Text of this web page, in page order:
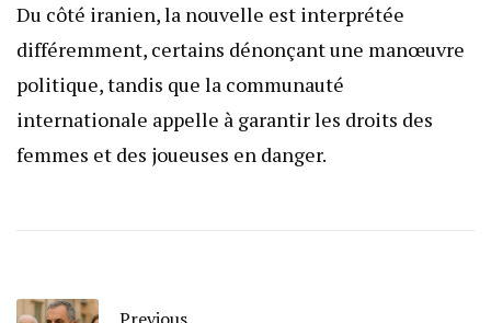
Du côté iranien, la nouvelle est interprétée
différemment, certains dénonçant une manœuvre
politique, tandis que la communauté
internationale appelle à garantir les droits des
femmes et des joueuses en danger.